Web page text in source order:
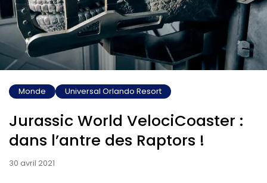
Monde Universal Orlando Resort
Jurassic World VelociCoaster :
dans l’antre des Raptors !
30 avril 2021